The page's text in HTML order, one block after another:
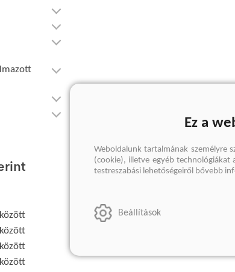
Ez a
Weboldalunk tartalmának személyre
(cookie), illetve egyéb
testreszabási lehetőségeiről bővebb
Beállítások